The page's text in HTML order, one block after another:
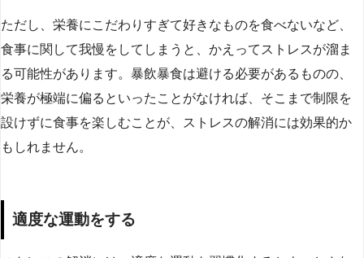
ただし、栄養にこだわりすぎて好きなものを食べないなど、
食事に関して我慢をしてしまうと、かえってストレスが溜ま
る可能性があります。暴飲暴食は避ける必要があるものの、
栄養が極端に偏るといったことがなければ、そこまで制限を
設けずに食事を楽しむことが、ストレスの解消には効果的か
もしれません。
適度な運動をする